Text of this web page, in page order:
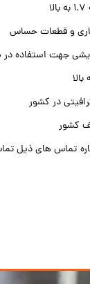
و قطعات حساس
جهت استفاده در
در کشور
کشور
تماس های ذیل